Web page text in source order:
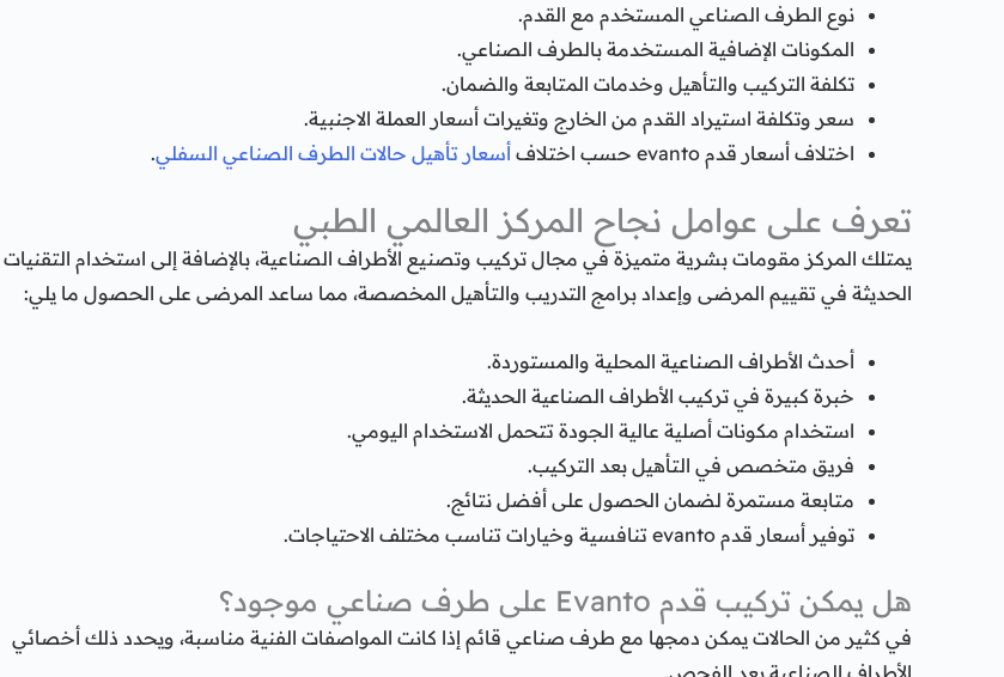
نوع الطرف الصناعي المستخدم مع القدم.
المكونات الإضافية المستخدمة بالطرف الصناعي.
تكلفة التركيب والتأهيل وخدمات المتابعة والضمان.
سعر وتكلفة استيراد القدم من الخارج وتغيرات أسعار العملة الاجنبية.
اختلاف أسعار قدم evanto حسب اختلاف
أسعار تأهيل حالات الطرف الصناعي السفلي.
تعرف على عوامل نجاح المركز العالمي الطبي
يمتلك المركز مقومات بشرية متميزة في مجال تركيب وتصنيع الأطراف الصناعية، بالإضافة إلى استخدام التقنيات
الحديثة في تقييم المرضى وإعداد برامج التدريب والتأهيل المخصصة، مما ساعد المرضى على الحصول ما يلي:
أحدث الأطراف الصناعية المحلية والمستوردة.
خبرة كبيرة في تركيب الأطراف الصناعية الحديثة.
استخدام مكونات أصلية عالية الجودة تتحمل الاستخدام اليومي.
فريق متخصص في التأهيل بعد التركيب.
متابعة مستمرة لضمان الحصول على أفضل نتائج.
توفير أسعار قدم evanto تنافسية وخيارات تناسب مختلف الاحتياجات.
هل يمكن تركيب قدم Evanto على طرف صناعي موجود؟
في كثير من الحالات يمكن دمجها مع طرف صناعي قائم إذا كانت المواصفات الفنية مناسبة، ويحدد ذلك أخصائي
الأطراف الصناعية بعد الفحص.